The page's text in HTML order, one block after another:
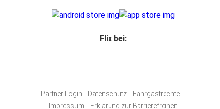
Flix bei:
Partner Login Datenschutz
Fahrgastrechte
Impressum
Erklärung zur Barrierefreiheit